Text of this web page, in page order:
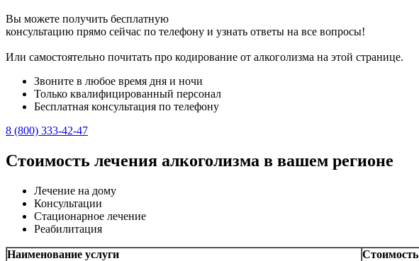
Вы можете получить бесплатную
консультацию прямо сейчас по телефону и узнать ответы на все вопросы!
Или самостоятельно почитать про кодирование от алкоголизма на этой странице.
Звоните в любое время дня и ночи
Только квалифицированный персонал
Бесплатная консультация по телефону
8 (800) 333-42-47
Стоимость лечения алкоголизма в вашем регионе
Лечение на дому
Консультации
Стационарное лечение
Реабилитация
Наименование услуги
Стоимость